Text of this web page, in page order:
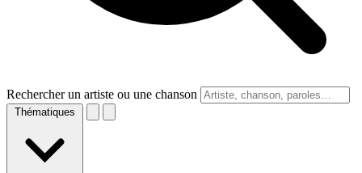
Rechercher un artiste ou une chanson
Thématiques